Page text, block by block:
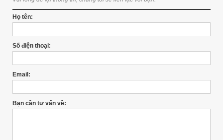
Họ tên:
Số điện thoại:
Email:
Bạn cần tư vấn về: